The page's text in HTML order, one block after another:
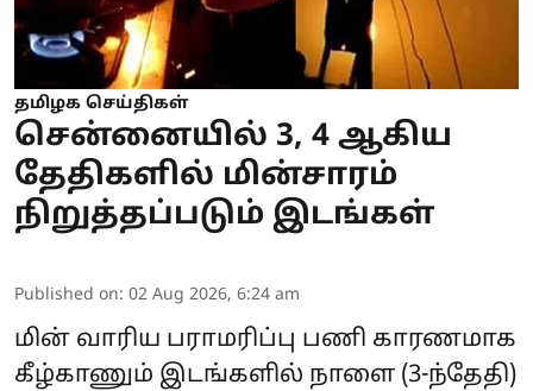
தமிழக செய்திகள்
சென்னையில் 3, 4 ஆகிய
தேதிகளில் மின்சாரம்
நிறுத்தப்படும் இடங்கள்
Published on: 02 Aug 2026, 6:24 am
மின் வாரிய பராமரிப்பு பணி காரணமாக
கீழ்காணும் இடங்களில் நாளை (3-ந்தேதி)